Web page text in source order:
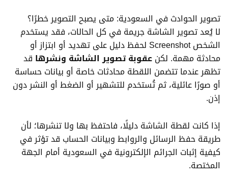
تصوير الحوادث في السعودية: متى يصبح التصوير خطرًا؟
لا يُعد تصوير الشاشة جريمة في كل الحالات، فقد يستخدم
الشخص Screenshot لحفظ دليل على تهديد أو ابتزاز أو
محادثة مهمة. لكنعقوبة تصوير الشاشة ونشرها قد
تظهر عندما تتضمن اللقطة محادثات خاصة أو بيانات حساسة
أو صورًا عائلية، ثم تُستخدم للتشهير أو الضغط أو النشر دون
إذن.
إذا كانت لقطة الشاشة دليلًا، فاحتفظ بها ولا تنشرها؛ لأن
طريقة حفظ الرسائل والروابط وبيانات الحساب قد تؤثر في
كيفية إثبات الجرائم الإلكترونية في السعودية أمام الجهة
المختصة.